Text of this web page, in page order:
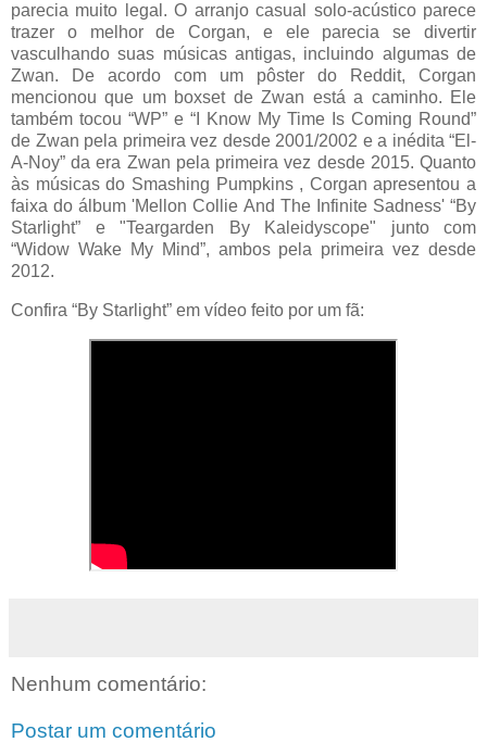
parecia muito legal. O arranjo casual solo-acústico parece
trazer o melhor de Corgan, e ele parecia se divertir
vasculhando suas músicas antigas, incluindo algumas de
Zwan. De acordo com um pôster do Reddit, Corgan
mencionou que um boxset de Zwan está a caminho. Ele
também tocou “WP” e “I Know My Time Is Coming Round”
de Zwan pela primeira vez desde 2001/2002 e a inédita “El-
A-Noy” da era Zwan pela primeira vez desde 2015. Quanto
às músicas do Smashing Pumpkins , Corgan apresentou a
faixa do álbum 'Mellon Collie And The Infinite Sadness' “By
Starlight” e "Teargarden By Kaleidyscope" junto com
“Widow Wake My Mind”, ambos pela primeira vez desde
2012.
Confira “By Starlight” em vídeo feito por um fã:
Nenhum comentário:
Postar um comentário